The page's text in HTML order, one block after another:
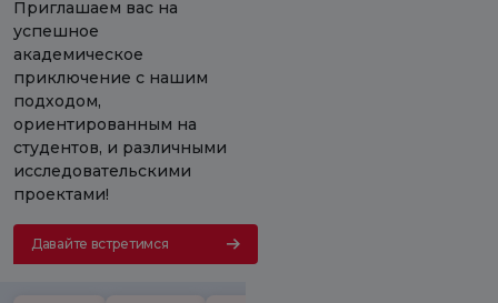
Приглашаем вас на
успешное
академическое
приключение с нашим
подходом,
ориентированным на
студентов, и различными
исследовательскими
проектами!
Давайте встретимся